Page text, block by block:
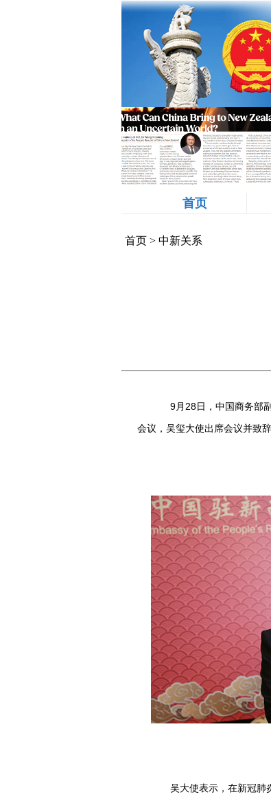
首页
首页> 中新关系
9月28日，中国商务部副
会议，吴玺大使出席会议并致辞
吴大使表示，在新冠肺炎